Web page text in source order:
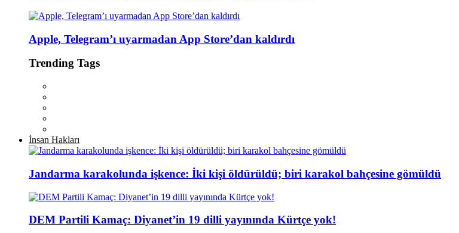
Apple, Telegram’ı uyarmadan App Store’dan kaldırdı
Trending Tags
İnsan Hakları
Jandarma karakolunda işkence: İki kişi öldürüldü; biri karakol bahçesine gömüldü
DEM Partili Kamaç: Diyanet’in 19 dilli yayınında Kürtçe yok!